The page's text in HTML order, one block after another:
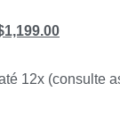
1,199.00
12x (consulte